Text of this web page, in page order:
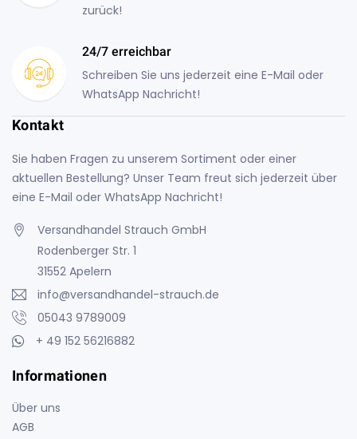
zurück!
24/7 erreichbar
Schreiben Sie uns jederzeit eine E-Mail oder
WhatsApp Nachricht!
Kontakt
Sie haben Fragen zu unserem Sortiment oder einer
aktuellen Bestellung? Unser Team freut sich jederzeit über
eine E-Mail oder WhatsApp Nachricht!
Versandhandel Strauch GmbH
Rodenberger Str. 1
31552 Apelern
info@versandhandel-strauch.de
05043 9789009
+ 49 152 56216882
Informationen
Über uns
AGB